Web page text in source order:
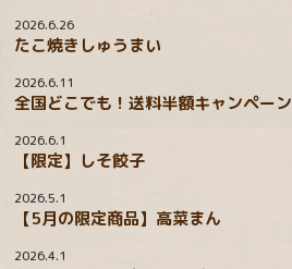
2026.6.26
たこ焼きしゅうまい
2026.6.11
全国どこでも！送料半額キャンペーン
2026.6.1
【限定】しそ餃子
2026.5.1
【5月の限定商品】高菜まん
2026.4.1